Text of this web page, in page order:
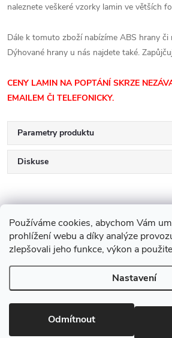
Používáme cookies, abychom Vám
prohlížení webu a díky analýze
zlepšovali jeho funkce, výkon a
Nastavení
Odmítnout
naleznete veškeré vzorky lamin ve větších
Dále k tomuto zboží nabízíme ABS hrany či
Dýhované hrany u nás najdete také.
CENY LAMIN NA POPTÁNÍ SKRZE
EMAILEM ČI TELEFONICKY.
Parametry produktu
Diskuse
Z
á
p
Drevobis Horoměřice.
nastavení cookies